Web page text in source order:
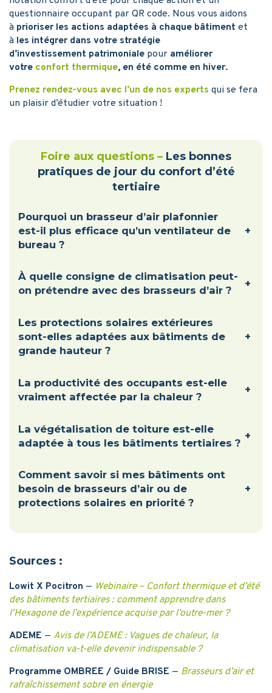
questionnaire occupant par QR code. Nous vous aidons
à prioriser les actions adaptées à chaque bâtiment et
à les intégrer dans votre stratégie
d’investissement patrimoniale pour améliorer
votre confort thermique, en été comme en hiver.
Prenez rendez-vous avec l’un de nos experts qui se fera
un plaisir d’étudier votre situation !
Foire aux questions – Les bonnes
pratiques de jour du confort d’été
tertiaire
Pourquoi un brasseur d’air plafonnier
est-il plus efficace qu’un ventilateur de
bureau ?
+
À quelle consigne de climatisation peut-
on prétendre avec des brasseurs d’air ?
+
Les protections solaires extérieures
sont-elles adaptées aux bâtiments de
grande hauteur ?
+
La productivité des occupants est-elle
vraiment affectée par la chaleur ?
+
La végétalisation de toiture est-elle
adaptée à tous les bâtiments tertiaires ?
+
Comment savoir si mes bâtiments ont
besoin de brasseurs d’air ou de
protections solaires en priorité ?
+
Sources :
Lowit X Pocitron — Webinaire – Confort thermique et d’été
des bâtiments tertiaires : comment apprendre dans
l’Hexagone de l’expérience acquise par l’outre-mer ?
ADEME — Avis de l’ADEME : Vagues de chaleur, la
climatisation va-t-elle devenir indispensable ?
Programme OMBREE / Guide BRISE — Brasseurs d’air et
rafraîchissement sobre en énergie